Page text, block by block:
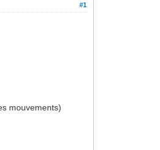
#1
mouvements)